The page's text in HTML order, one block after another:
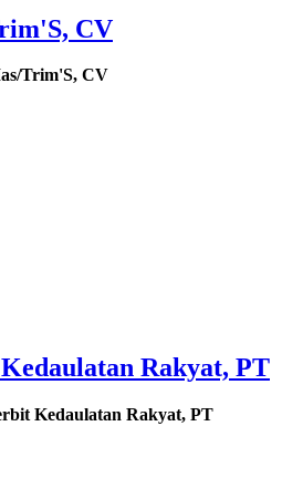
CV
Trim'S, CV
Rakyat, PT
Kedaulatan Rakyat, PT